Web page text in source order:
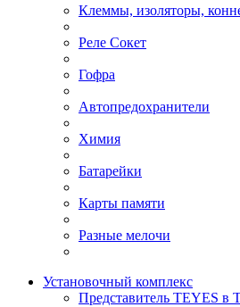
Клеммы, изоляторы,
Реле Сокет
Гофра
Автопредохранители
Химия
Батарейки
Карты памяти
Разные мелочи
Установочный комплекс
Представитель TEYES в